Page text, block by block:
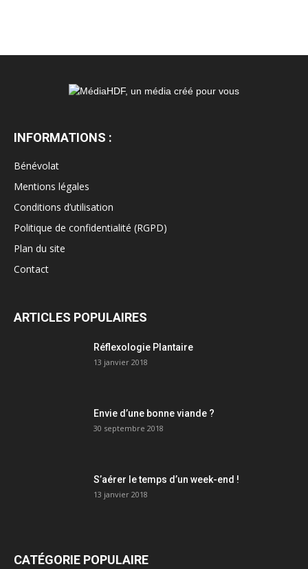
INFORMATIONS :
Bénévolat
Mentions légales
Conditions d’utilisation
Politique de confidentialité (RGPD)
Plan du site
Contact
ARTICLES POPULAIRES
Réflexologie Plantaire
13 janvier 2018
Envie d’une bonne viande ?
30 septembre 2018
S’aérer le temps d’un week-end !
13 janvier 2018
CATÉGORIE POPULAIRE